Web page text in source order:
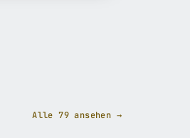
Alle 79 ansehen →